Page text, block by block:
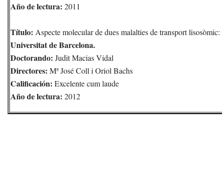
Año de lectura: 2011
Título: Aspecte molecular de dues malalties de transport
Universitat de Barcelona.
Doctorando: Judit Macias Vidal
Directores: Mª José Coll i Oriol Bachs
Calificación: Excelente cum laude
Año de lectura: 2012